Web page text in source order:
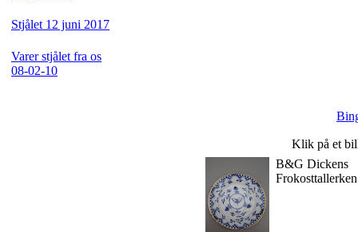
Stjålet 12 juni 2017
Varer stjålet fra os
08-02-10
Klik på et
B&G Dickens
Frokosttallerken